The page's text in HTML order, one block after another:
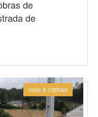
de
de
VIAS-E-OBRAS